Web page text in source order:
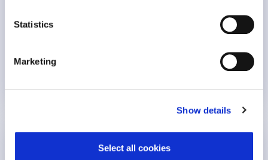
Statistics
Marketing
Show details
Select all cookies
Resiliencia
29 mayo 2025
reconstruyendo mi vida después del cáncer